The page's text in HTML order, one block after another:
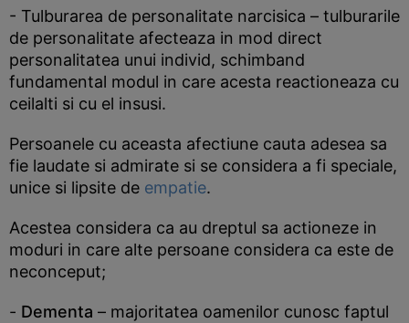
- Tulburarea de personalitate narcisica – tulburarile
de personalitate afecteaza in mod direct
personalitatea unui individ, schimband
fundamental modul in care acesta reactioneaza cu
ceilalti si cu el insusi.
Persoanele cu aceasta afectiune cauta adesea sa
fie laudate si admirate si se considera a fi speciale,
unice si lipsite de empatie.
Acestea considera ca au dreptul sa actioneze in
moduri in care alte persoane considera ca este de
neconceput;
- Dementa – majoritatea oamenilor cunosc faptul